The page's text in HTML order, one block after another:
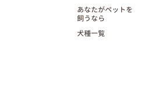
あなたがペットを
飼うなら
犬種一覧